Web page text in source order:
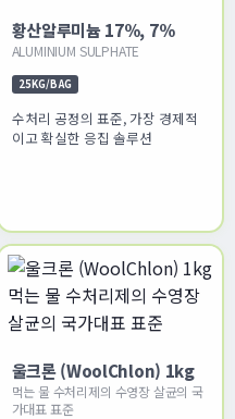
황산알루미늄 17%, 7%
ALUMINIUM SULPHATE
25KG/BAG
수처리 공정의 표준, 가장 경제적
이고 확실한 응집 솔루션
울크론 (WoolChlon) 1kg
먹는 물 수처리제의 수영장 살균의 국
가대표 표준